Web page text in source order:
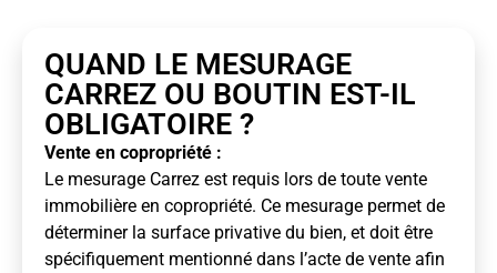
QUAND LE MESURAGE
CARREZ OU BOUTIN EST-IL
OBLIGATOIRE ?
Vente en copropriété :
Le mesurage Carrez est requis lors de toute vente
immobilière en copropriété. Ce mesurage permet de
déterminer la surface privative du bien, et doit être
spécifiquement mentionné dans l’acte de vente afin